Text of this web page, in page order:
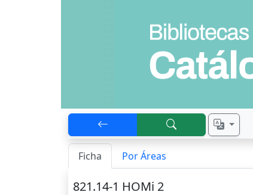
Ficha Por Áreas
821.14-1 HOMi 2